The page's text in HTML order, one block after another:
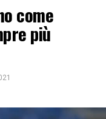
come
più